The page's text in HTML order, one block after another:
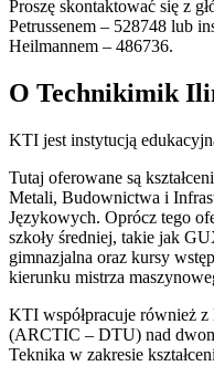
Proszę skontaktować się z
Petrussenem – 528748 lub
Heilmannem – 486736.
O Technikimik
KTI jest instytucją
Tutaj oferowane są
Metali, Budownictwa i
Językowych. Oprócz tego
szkoły średniej, takie jak
gimnazjalna oraz kursy
kierunku mistrza
KTI współpracuje również
(ARCTIC – DTU) nad
Teknika w zakresie